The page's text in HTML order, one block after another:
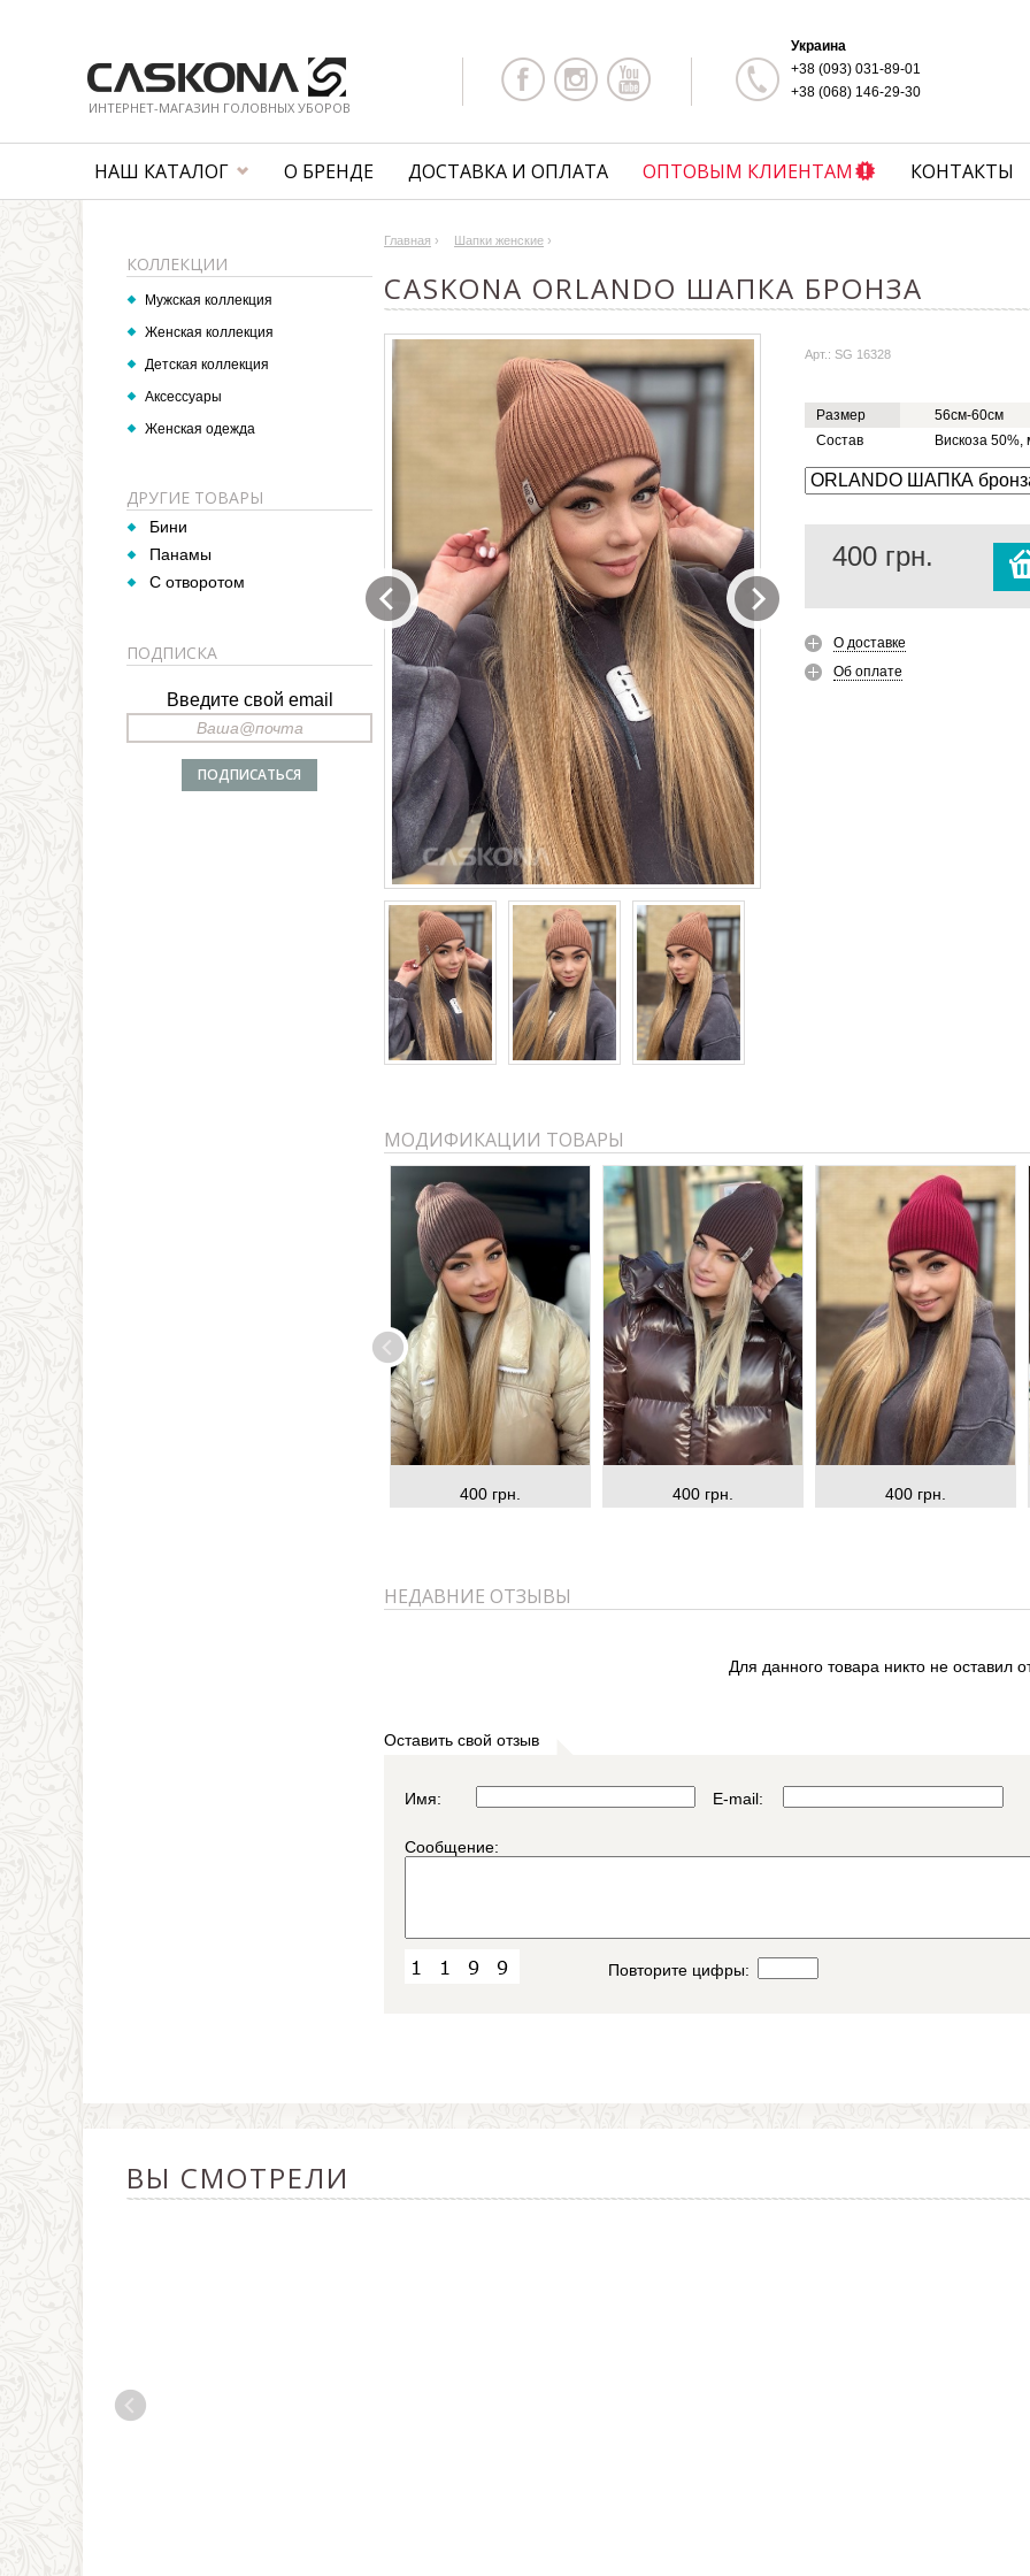
ИНТЕРНЕТ-МАГАЗИН ГОЛОВНЫХ УБОРОВ
Украина
+38 (093) 031-89-01
+38 (068) 146-29-30
НАШ КАТАЛОГ О БРЕНДЕ ДОСТАВКА И ОПЛАТА ОПТОВЫМ КЛИЕНТАМ КОНТАКТЫ
Главная › Шапки женские ›
CASKONA ORLANDO ШАПКА БРОНЗА
Арт.: SG 16328
Размер
56см-60см
Состав
Вискоза
400 грн.
О доставке
Об оплате
МОДИФИКАЦИИ ТОВАРЫ
400 грн. 400 грн. 400 грн.
НЕДАВНИЕ ОТЗЫВЫ
Для данного товара никто не оставил
Оставить свой отзыв
Имя: E-mail:
Сообщение:
Повторите цифры:
КОЛЛЕКЦИИ
Мужская коллекция
Женская коллекция
Детская коллекция
Аксессуары
Женская одежда
ДРУГИЕ ТОВАРЫ
Бини
Панамы
С отворотом
ПОДПИСКА
Введите свой email
ВЫ СМОТРЕЛИ